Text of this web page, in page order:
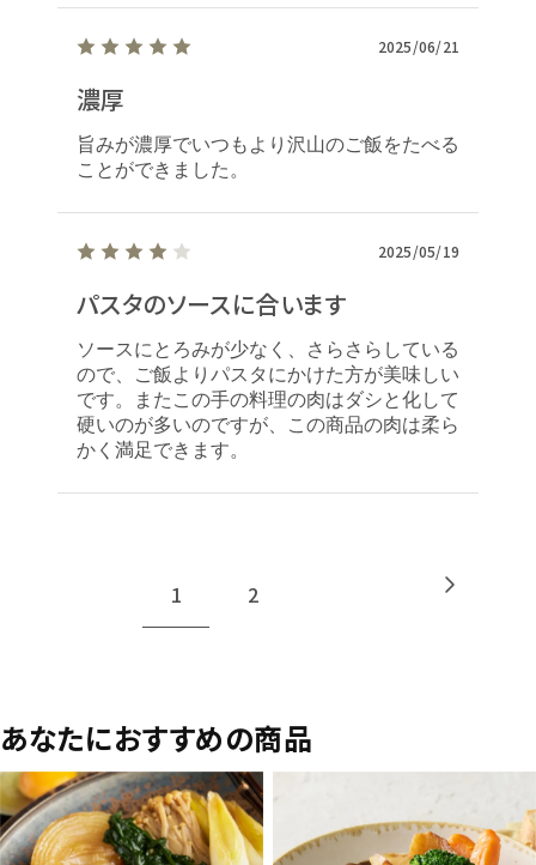
2025/06/21
濃厚
旨みが濃厚でいつもより沢山のご飯をたべる
ことができました。
2025/05/19
パスタのソースに合います
ソースにとろみが少なく、さらさらしている
ので、ご飯よりパスタにかけた方が美味しい
です。またこの手の料理の肉はダシと化して
硬いのが多いのですが、この商品の肉は柔ら
かく満足できます。
1 2
あなたにおすすめの商品